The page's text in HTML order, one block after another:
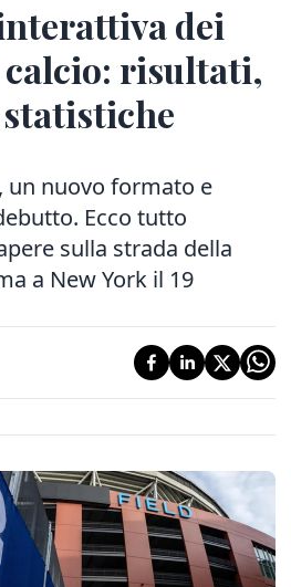
dei
risultati,
un nuovo formato e
Ecco tutto
sulla strada della
a New York il 19